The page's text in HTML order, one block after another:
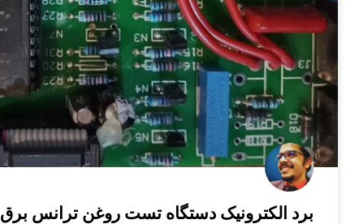
برد الکترونیک دستگاه تست روغن ترانس برق